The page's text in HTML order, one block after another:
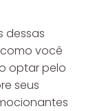
dessas
você
optar pelo
seus